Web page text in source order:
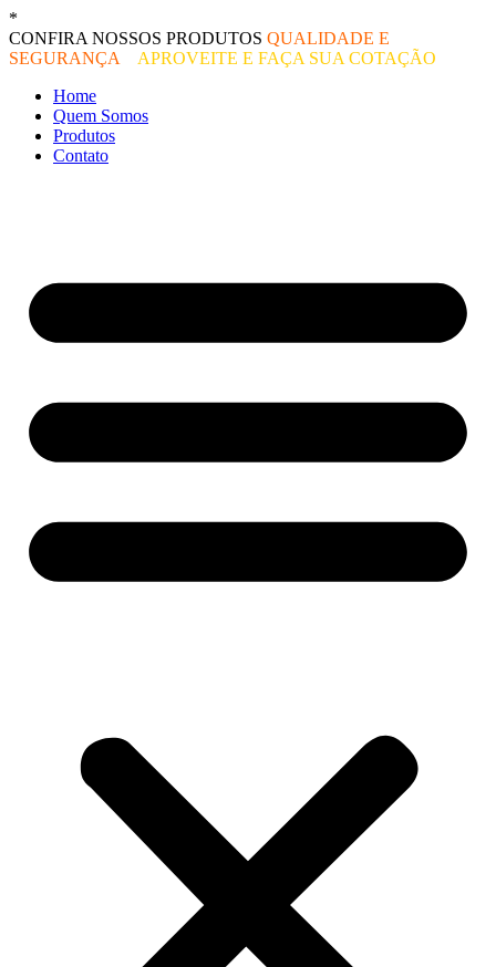
Ir
para
o
*
CONFIRA NOSSOS PRODUTOS QUALIDADE E
SEGURANÇA
APROVEITE E FAÇA SUA COTAÇÃO
Home
Quem Somos
Produtos
Contato